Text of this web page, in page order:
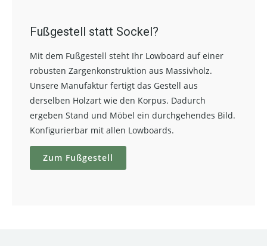
Fußgestell statt Sockel?
Mit dem Fußgestell steht Ihr Lowboard auf einer
robusten Zargenkonstruktion aus Massivholz.
Unsere Manufaktur fertigt das Gestell aus
derselben Holzart wie den Korpus. Dadurch
ergeben Stand und Möbel ein durchgehendes Bild.
Konfigurierbar mit allen Lowboards.
Zum Fußgestell